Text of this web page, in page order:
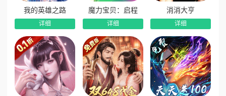
5.日常任务送代金：完成每日、每周任务即可获得大量代
金券奖励
6.PVP排名高额奖励：参与PVP竞技排名，可获取海量代
金券与稀有道具
我的英雄之路
详细
魔力宝贝：启程
详细
消消大亨
详细